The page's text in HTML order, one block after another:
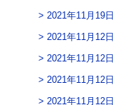
2021年11月19日
2021年11月12日
2021年11月12日
2021年11月12日
2021年11月12日